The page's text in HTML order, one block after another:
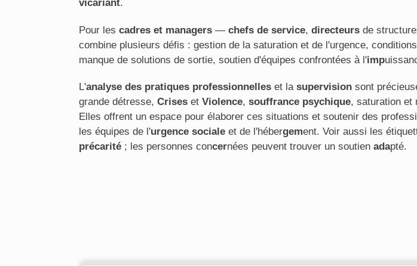
vicariant.
Pour les cadres et managers — chefs de service, directeurs de
combine plusieurs défis : gestion de la saturation et de l'urgence,
manque de solutions de sortie, soutien d'équipes confrontées à l'imp
L'analyse des pratiques professionnelles et la supervision sont
grande détresse, Crises et Violence, souffrance psychique, saturation et
Elles offrent un espace pour élaborer ces situations et soutenir des
les équipes de l'urgence sociale et de l'hébergement. Voir aussi les
précarité ; les personnes concernées peuvent trouver un soutien adapté.